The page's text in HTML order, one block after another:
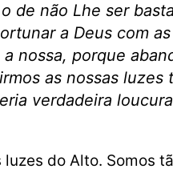
de não Lhe ser
a Deus com
nossa, porque
as nossas
verdadeira
do Alto. Somos